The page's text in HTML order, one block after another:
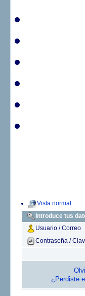
Vista normal
Introduce tus
Usuario / Correo
Contraseña /
¿Perdiste